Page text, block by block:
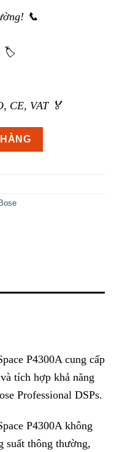
📞
🏷️
CE, VAT 🏅
P4300A số lượng
P4300A cung cấp
tích hợp khả năng
Professional DSPs.
P4300A không
suất thông thường,